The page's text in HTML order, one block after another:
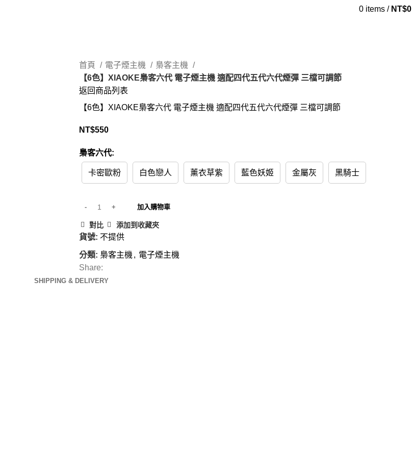
0 items / NT$0
首頁 電子煙主機
梟客主機
【6色】XIAOKE梟客六代 電子煙主機 適配四代五代六代煙彈 三檔可調節
返回商品列表
【6色】XIAOKE梟客六代 電子煙主機 適配四代五代六代煙彈 三檔可調節
NT$550
梟客六代:
卡密歐粉 白色戀人 薰衣草紫 藍色妖姬 金屬灰 黑騎士
加入購物車
對比 添加到收藏夾
貨號: 不提供
分類: 梟客主機 , 電子煙主機
Share:
SHIPPING & DELIVERY